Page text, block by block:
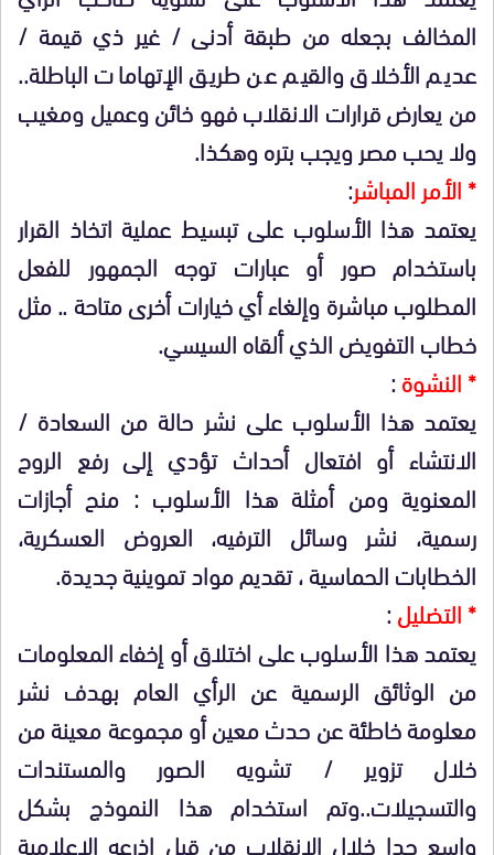
المخالف بجعله من طبقة أدنى / غير ذي قيمة /
عديم الأخلاق والقيم عن طريق الإتهامات الباطلة..
من يعارض قرارات الانقلاب فهو خائن وعميل ومغيب
ولا يحب مصر ويجب بتره وهكذا.
* الأمر المباشر:
يعتمد هذا الأسلوب على تبسيط عملية اتخاذ القرار
باستخدام صور أو عبارات توجه الجمهور للفعل
المطلوب مباشرة وإلغاء أي خيارات أخرى متاحة .. مثل
خطاب التفويض الذي ألقاه السيسي.
* النشوة:
يعتمد هذا الأسلوب على نشر حالة من السعادة /
الانتشاء أو افتعال أحداث تؤدي إلى رفع الروح
المعنوية ومن أمثلة هذا الأسلوب : منح أجازات
رسمية، نشر وسائل الترفيه، العروض العسكرية،
الخطابات الحماسية ، تقديم مواد تموينية جديدة.
* التضليل:
يعتمد هذا الأسلوب على اختلاق أو إخفاء المعلومات
من الوثائق الرسمية عن الرأي العام بهدف نشر
معلومة خاطئة عن حدث معين أو مجموعة معينة من
خلال تزوير / تشويه الصور والمستندات
والتسجيلات..وتم استخدام هذا النموذج بشكل
واسع جدا خلال الانقلاب من قبل اذرعه الإعلامية